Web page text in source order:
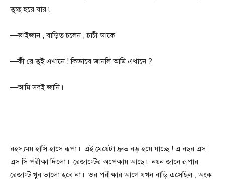
তুচ্ছ হয়ে যায় ৷
—ভাইজান , বাড়িত চলেন , চাচী ডাকে
—কী রে তুই এখানে ! কিভাবে জানলি আমি এখানে ?
—আমি সবই জানি ৷
রহস্যময় হাসি হাসে রূপা ৷ এই মেয়েটা দ্রুত বড় হয়ে যাচ্ছে ! এ বছর এস
এস সি পরীক্ষা দিলো ৷ রেজাল্টের অপেক্ষায় আছে ৷ নয়ন জানে রূপার
রেজাল্ট খুব ভালো হবে না ৷ ওর পরীক্ষার আগে যখন বাড়ি এসেছিল , অংক